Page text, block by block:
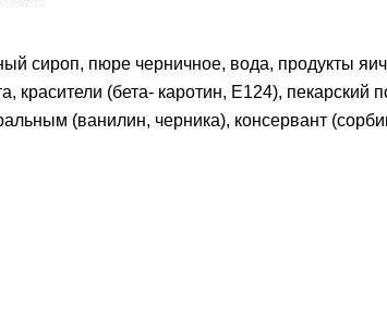
сироп, пюре черничное, вода, продукты
красители (бета- каротин, Е124), пекарский
(ванилин, черника), консервант